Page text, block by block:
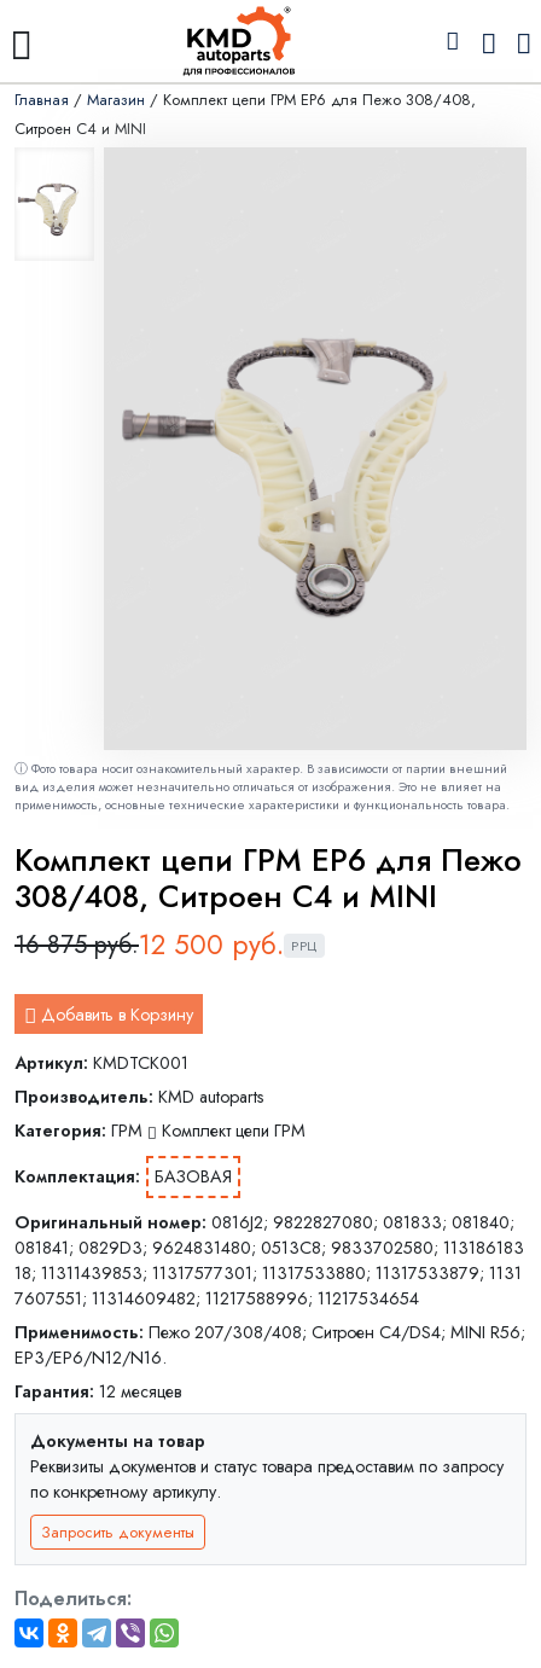
Главная / Магазин / Комплект цепи ГРМ EP6 для Пежо 308/408,
Ситроен С4 и MINI
ⓘ Фото товара носит ознакомительный характер. В зависимости от партии внешний
вид изделия может незначительно отличаться от изображения. Это не влияет на
применимость, основные технические характеристики и функциональность товара.
Комплект цепи ГРМ EP6 для Пежо
308/408, Ситроен С4 и MINI
16 875 руб.12 500 руб. РРЦ
Добавить в Корзину
Артикул: KMDTCK001
Производитель: KMD autoparts
Категория: ГРМ
Комплект цепи ГРМ
Комплектация:
БАЗОВАЯ
Оригинальный номер: 0816J2; 9822827080; 081833; 081840;
081841; 0829D3; 9624831480; 0513C8; 9833702580; 113186183
18; 11311439853; 11317577301; 11317533880; 11317533879; 1131
7607551; 11314609482; 11217588996; 11217534654
Применимость: Пежо 207/308/408; Ситроен C4/DS4; MINI R56;
EP3/EP6/N12/N16.
Гарантия: 12 месяцев
Документы на товар
Реквизиты документов и статус товара предоставим по запросу
по конкретному артикулу.
Запросить документы
Поделиться: